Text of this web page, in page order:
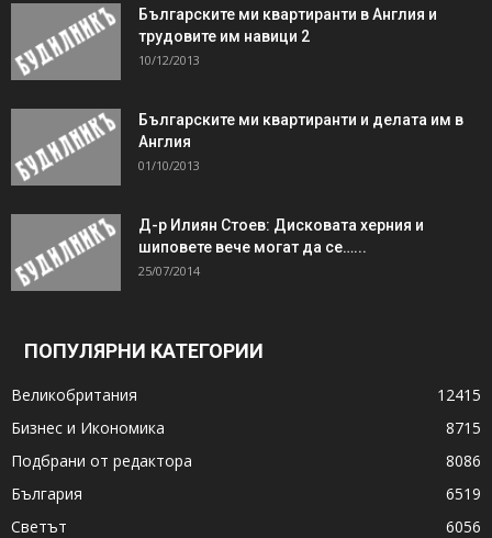
Българските ми квартиранти в Англия и
трудовите им навици 2
10/12/2013
Българските ми квартиранти и делата им в
Англия
01/10/2013
Д-р Илиян Стоев: Дисковата херния и
шиповете вече могат да се…...
25/07/2014
ПОПУЛЯРНИ КАТЕГОРИИ
Великобритания
12415
Бизнес и Икономика
8715
Подбрани от редактора
8086
България
6519
Светът
6056